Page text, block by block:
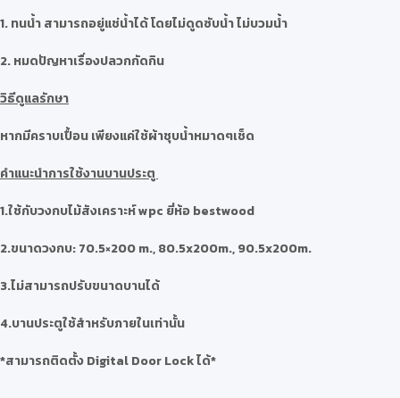
1. ทนน้ำ สามารถอยู่แช่น้ำได้ โดยไม่ดูดซับน้ำ ไม่บวมน้ำ
2. หมดปัญหาเรื่องปลวกกัดกิน
วิธีดูแลรักษา
หากมีคราบเปื้อน เพียงแค่ใช้ผ้าชุบน้ำหมาดๆเช็ด
คำแนะนำการใช้งานบานประตู
1.ใช้กับวงกบไม้สังเคราะห์ wpc ยี่ห้อ bestwood
2.ขนาดวงกบ: 70.5×200 m., 80.5x200m., 90.5x200m.
3.ไม่สามารถปรับขนาดบานได้
4.บานประตูใช้สำหรับภายในเท่านั้น
*สามารถติดตั้ง Digital Door Lock ได้*